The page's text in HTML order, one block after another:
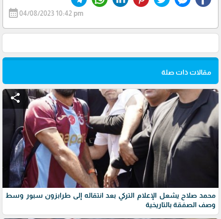
calendar_month04/08/2023 10:42 pm
مقالات ذات صلة
share
محمد صلاح يشعل الإعلام التركي بعد انتقاله إلى طرابزون سبور وسط
وصف الصفقة بالتاريخية